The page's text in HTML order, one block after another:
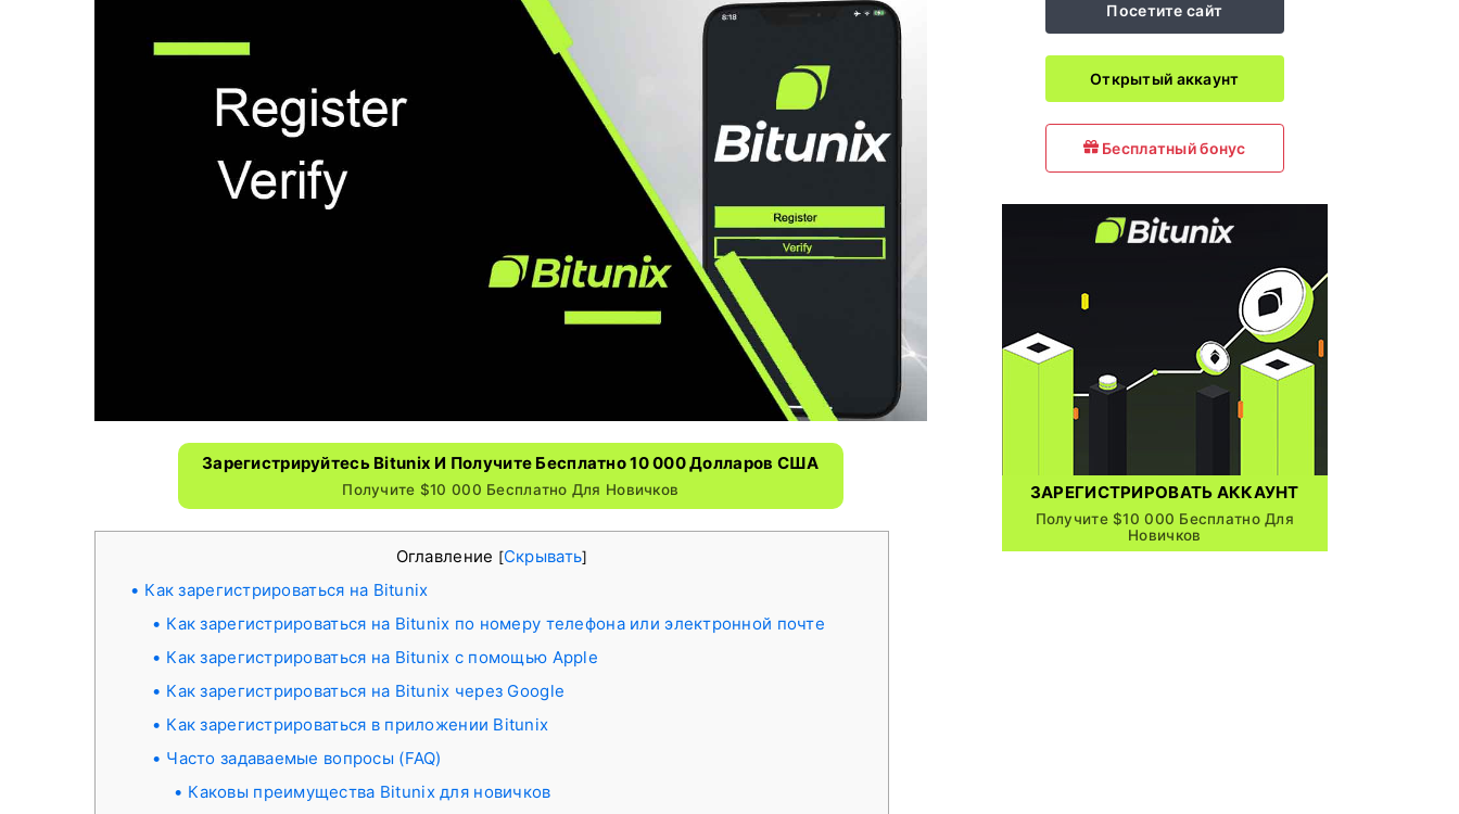
Зарегистрируйтесь Bitunix И Получите Бесплатно 10 000 Долларов США
Получите $10 000 Бесплатно Для Новичков
Оглавление [Скрывать]
Как зарегистрироваться на Bitunix
Как зарегистрироваться на Bitunix по номеру телефона или электронной почте
Как зарегистрироваться на Bitunix с помощью Apple
Как зарегистрироваться на Bitunix через Google
Как зарегистрироваться в приложении Bitunix
Часто задаваемые вопросы (FAQ)
Каковы преимущества Bitunix для новичков
Посетите сайт
Открытый аккаунт
Бесплатный бонус
ЗАРЕГИСТРИРОВАТЬ АККАУНТ
Получите $10 000 Бесплатно Для
Новичков